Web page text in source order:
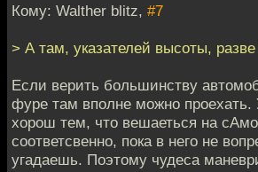
Кому: Walther blitz, #7
> А там, указателей высоты, разве
Если верить большинству
фуре там вполне можно проехать.
хорош тем, что вешаеться на
соответсвенно, пока в него не
угадаешь. Поэтому чудеса